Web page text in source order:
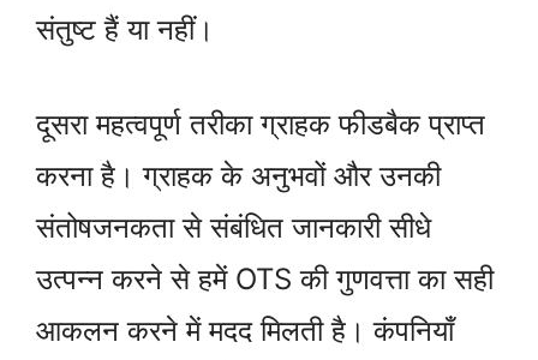
संतुष्ट हैं या नहीं।
दूसरा महत्वपूर्ण तरीका ग्राहक फीडबैक प्राप्त
करना है। ग्राहक के अनुभवों और उनकी
संतोषजनकता से संबंधित जानकारी सीधे
उत्पन्न करने से हमें OTS की गुणवत्ता का सही
आकलन करने में मदद मिलती है। कंपनियाँ